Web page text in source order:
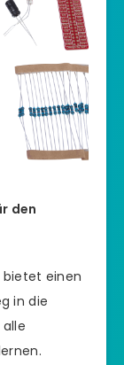
den
bietet einen
in die